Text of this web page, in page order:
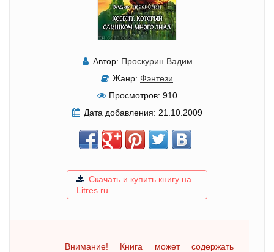
Автор: Проскурин Вадим
Жанр: Фэнтези
Просмотров: 910
Дата добавления: 21.10.2009
Скачать и купить книгу на
Litres.ru
Внимание! Книга может содержать